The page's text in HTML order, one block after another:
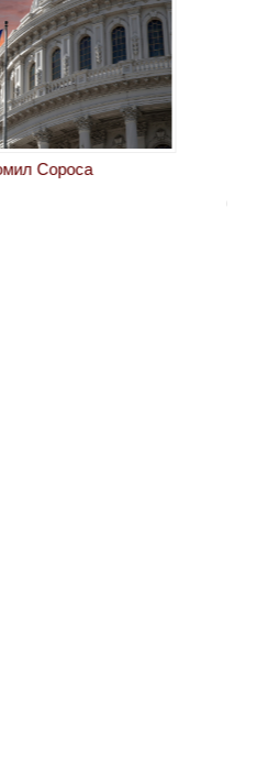
Сороса